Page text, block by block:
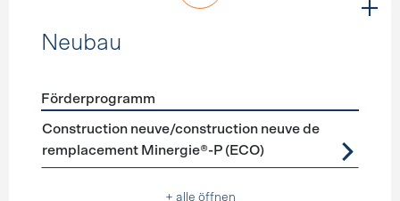
Neubau
Förderprogramme Neubau
Förderprogramm
Construction neuve/construction neuve de
remplacement Minergie®-P (ECO)
+ alle öffnen